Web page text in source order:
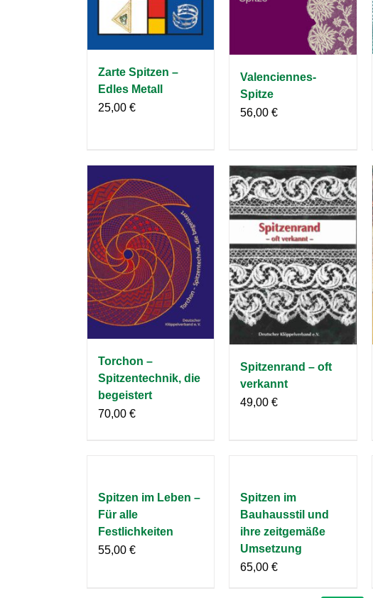
Zarte Spitzen –
Edles Metall
25,00 €
Valenciennes-
Spitze
56,00€
Torchon –
Spitzentechnik, die
begeistert
70,00 €
Spitzenrand – oft
verkannt
49,00€
Spitzen im Leben –
Für alle
Festlichkeiten
55,00 €
Spitzen im
Bauhausstil und
ihre zeitgemäße
Umsetzung
65,00€